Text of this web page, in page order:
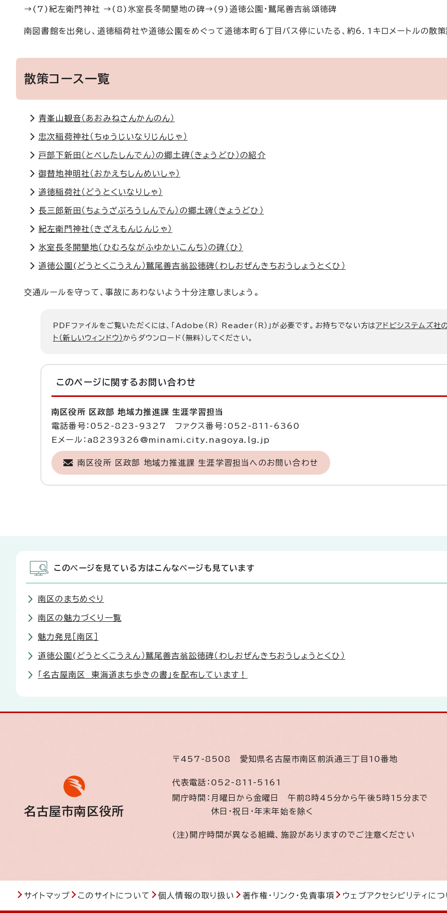
→(7)紀左衛門神社 →(8)氷室長冬開墾地の碑→(9)道徳公園・鷲尾善吉翁頌徳碑
南図書館を出発し、道徳稲荷社や道徳公園をめぐって道徳本町6丁目バス停にいたる、約6．1キロメートルの散策
散策コース一覧
青峯山観音（あおみねさんかんのん）
忠次稲荷神社（ちゅうじいなりじんじゃ）
戸部下新田（とべしたしんでん）の郷土碑（きょうどひ）の紹介
御替地神明社（おかえちしんめいしゃ）
道徳稲荷社（どうとくいなりしゃ）
長三郎新田（ちょうざぶろうしんでん）の郷土碑（きょうどひ）
紀左衛門神社（きざえもんじんじゃ）
氷室長冬開墾地（ひむろながふゆかいこんち）の碑（ひ）
道徳公園(どうとくこうえん）鷲尾善吉翁訟徳碑（わしおぜんきちおうしょうとくひ）
交通ルールを守って、事故にあわないよう十分注意しましょう。
PDFファイルをご覧いただくには、「Adobe（R） Reader（R）」が必要です。お持ちでない方はアドビシステムズ社
ト（新しいウィンドウ）からダウンロード（無料）してください。
このページに関する お問い合わせ
南区役所 区政部 地域力推進課 生涯学習担当
電話番号：052-823-9327 ファクス番号：052-811-6360
Eメール：a8239326@minami.city.nagoya.lg.jp
南区役所 区政部 地域力推進課 生涯学習担当へのお問い合わせ
このページを見ている方はこんなページも見ています
南区のまちめぐり
南区の魅力づくり一覧
魅力発見［南区］
道徳公園(どうとくこうえん）鷲尾善吉翁訟徳碑（わしおぜんきちおうしょうとくひ）
「名古屋南区 東海道まち歩きの書」を配布しています！
名古屋市南区役所
〒457-8508 愛知県名古屋市南区前浜通三丁目10番地
代表電話： 052-811-5161
開庁時間： 月曜日から金曜日 午前8時45分から午後5時15分まで
休日・祝日・年末年始を除く
(注)開庁時間が異なる組織、施設がありますのでご注意ください
サイトマップ このサイトについて 個人情報の取り扱い 著作権・リンク・免責事項 ウェブアクセシビリティに